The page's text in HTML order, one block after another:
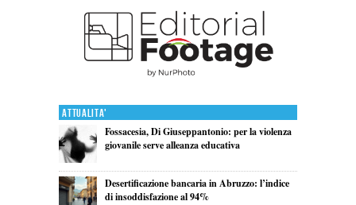
Attualita'
Fossacesia, Di Giuseppantonio: per la violenza
giovanile serve alleanza educativa
Desertificazione bancaria in Abruzzo: l’indice
di insoddisfazione al 94%